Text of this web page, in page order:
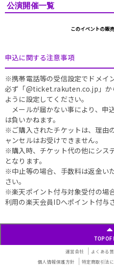
公演開催一覧
このイベントの販
申込に関する注意事項
※携帯電話等の受信設定でドメイ
必ず「@ticket.rakuten.co.jp」か
ように設定してください。
メールが届かない事により、申
は負いかねます。
※ご購入されたチケットは、理由
ャンセルはお受けできません。
※購入時、チケット代の他にシス
となります。
※中止等の場合、手数料は返金い
さい。
※楽天ポイント付与対象受付の場
利用の楽天会員IDへポイント付与
TOP OF
運営会社 よくある
個人情報保護方針
特定商取引法